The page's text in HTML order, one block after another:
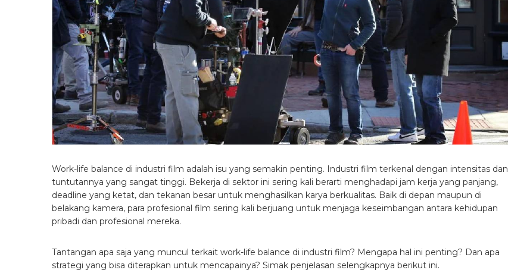
Work-life balance di industri film adalah isu yang semakin penting. Industri film terkenal dengan intensitas dan
tuntutannya yang sangat tinggi. Bekerja di sektor ini sering kali berarti menghadapi jam kerja yang panjang,
deadline yang ketat, dan tekanan besar untuk menghasilkan karya berkualitas. Baik di depan maupun di
belakang kamera, para profesional film sering kali berjuang untuk menjaga keseimbangan antara kehidupan
pribadi dan profesional mereka.
Tantangan apa saja yang muncul terkait work-life balance di industri film? Mengapa hal ini penting? Dan apa
strategi yang bisa diterapkan untuk mencapainya? Simak penjelasan selengkapnya berikut ini.